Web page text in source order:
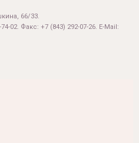
66/33.
02. Факс: +7 (843) 292-07-26. E-Mail: